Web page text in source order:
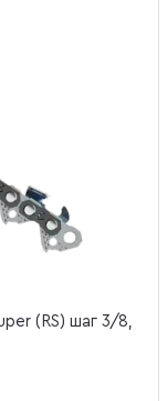
(RS) шаг 3/8,